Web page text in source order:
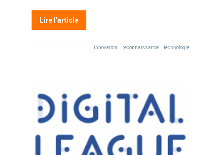
Lire l'article
innovation reconnaissance technologie